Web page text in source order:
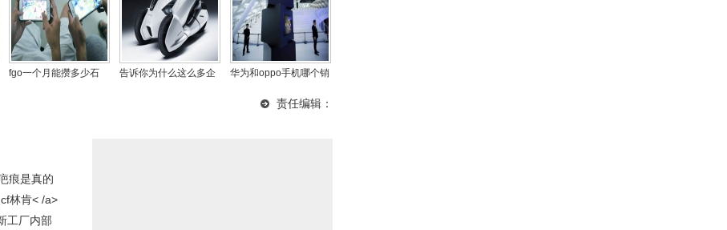
fgo一个月能攒多少石
告诉你为什么这么多企
华为和oppo手机哪个销
责任编辑：
痕是真的
林肯< /a>
工厂内部